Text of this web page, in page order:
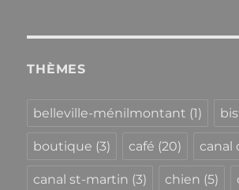
THÈMES
belleville-ménilmontant (1)
boutique (3) café (20) canal
canal st-martin (3) chien (5)